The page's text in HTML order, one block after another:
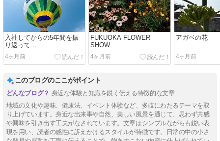
入社してからの5年間を振
り返って…
4ヶ月前
FUKUOKA FLOWER
SHOW
4ヶ月前
アガベの花
4ヶ月前
このブログのここがポイント
身近な体験と知識を鋭く伝える特徴的な文章
地域の文化や趣味、健康法、イベント体験など、多岐にわたるテーマを取
り上げています。身近な出来事や自然、美しい風景を通じて、思わず共感
や興味を引き出す工夫がなされています。文章はシンプルながらも鋭い表
現を用い、読者の感性に訴えかけるスタイルが特徴です。日常の中の小さ